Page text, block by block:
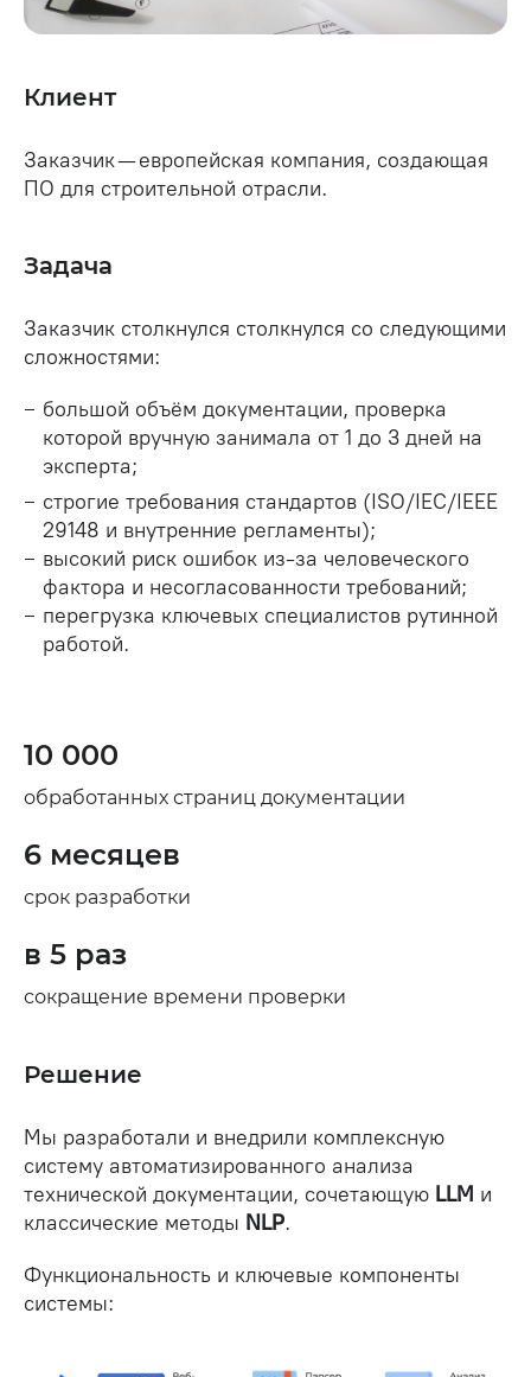
Клиент
Заказчик — европейская компания, создающая
ПО для строительной отрасли.
Задача
Заказчик столкнулся столкнулся со следующими
сложностями:
большой объём документации, проверка
которой вручную занимала от 1 до 3 дней на
эксперта;
строгие требования стандартов (ISO/IEC/IEEE
29148 и внутренние регламенты);
высокий риск ошибок из-за человеческого
фактора и несогласованности требований;
перегрузка ключевых специалистов рутинной
работой.
10 000
обработанных страниц документации
6 месяцев
срок разработки
в 5 раз
сокращение времени проверки
Решение
Мы разработали и внедрили комплексную
систему автоматизированного анализа
технической документации, сочетающую LLM и
классические методы NLP.
Функциональность и ключевые компоненты
системы: